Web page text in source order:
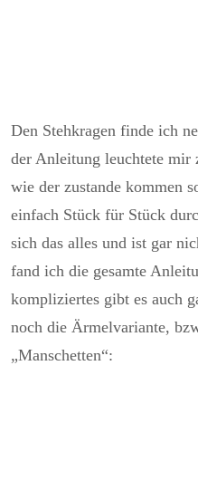
Den Stehkragen finde ich
der Anleitung leuchtete mir
wie der zustande kommen
einfach Stück für Stück
sich das alles und ist gar
fand ich die gesamte
kompliziertes gibt es auch
noch die Ärmelvariante,
„Manschetten“: